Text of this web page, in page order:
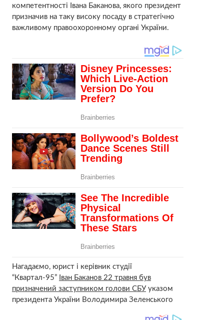
компетентності Івана Баканова, якого президент
призначив на таку високу посаду в стратегічно
важливому правоохоронному органі України.
Нагадаємо, юрист і керівник студії
“Квартал-95” Іван Баканов 22 травня був
призначений заступником голови СБУуказом
президента України Володимира Зеленського